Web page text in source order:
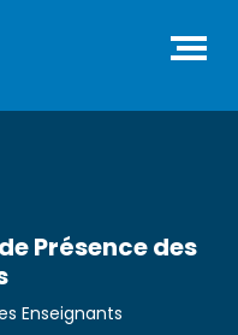
Présence des
Enseignants